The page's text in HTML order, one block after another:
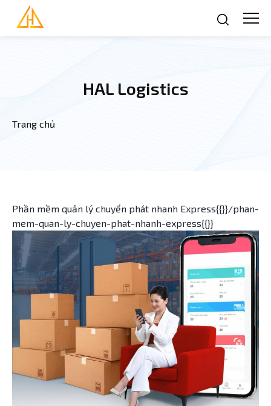
Nhảy đến nội dung
HAL Logistics
Bạn đang ở đây
Trang chủ
Phần mềm quản lý chuyển phát nhanh Express{{}}/phan-
mem-quan-ly-chuyen-phat-nhanh-express{{}}